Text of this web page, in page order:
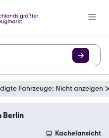
Fahrzeuge: Nicht anzeigen
Berlin
Kachelansicht